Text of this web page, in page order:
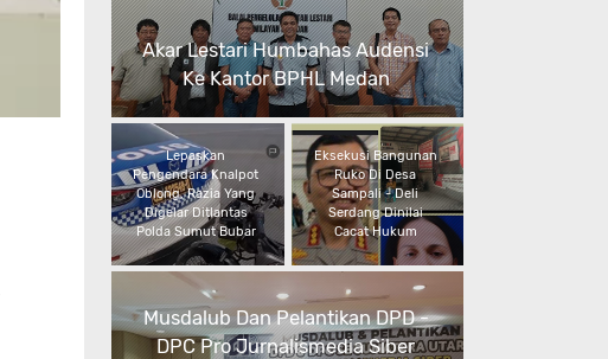
Akar Lestari Humbahas Audensi
Ke Kantor BPHL Medan
Lepaskan
Pengendara Knalpot
Oblong, Razia Yang
Digelar Ditlantas
Polda Sumut Bubar
Eksekusi Bangunan
Ruko Di Desa
Sampali - Deli
Serdang Dinilai
Cacat Hukum
Musdalub Dan Pelantikan DPD -
DPC Pro Jurnalismedia Siber